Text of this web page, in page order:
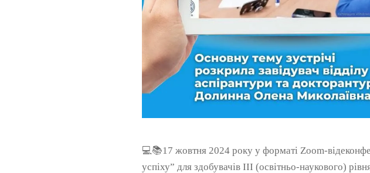
💻📚17 жовтня 2024 року у форматі Zoom-
успіху” для здобувачів ІІІ (освітньо-наукового)